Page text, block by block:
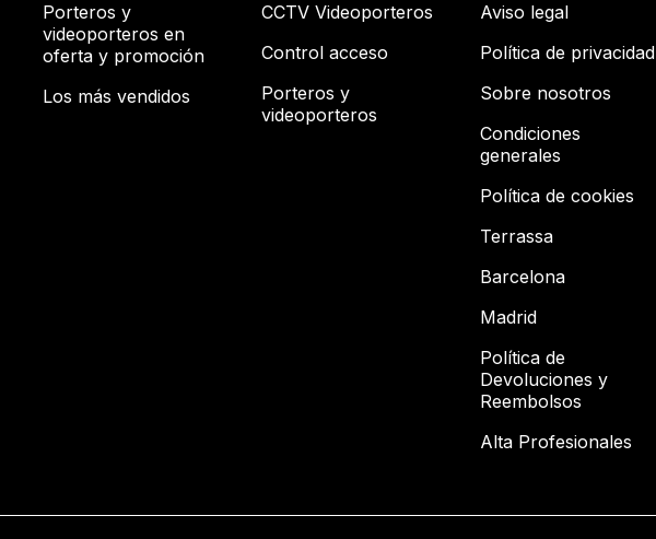
Porteros y
videoporteros en
oferta y promoción
Los más vendidos
CCTV Videoporteros
Control acceso
Porteros y
videoporteros
Aviso legal
Política de privacidad
Sobre nosotros
Condiciones
generales
Política de cookies
Terrassa
Barcelona
Madrid
Política de
Devoluciones y
Reembolsos
Alta Profesionales